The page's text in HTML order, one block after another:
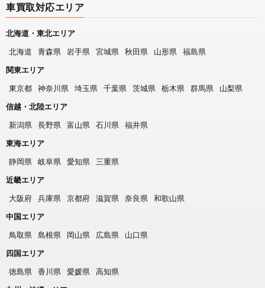
車買取対応エリア
北海道・東北エリア
北海道
青森県 岩手県 宮城県 秋田県 山形県
福島県
関東エリア
東京都
神奈川県 埼玉県 千葉県 茨城県 栃木県 群馬県
山梨県
信越・北陸エリア
新潟県
長野県 富山県 石川県
福井県
東海エリア
静岡県
岐阜県 愛知県
三重県
近畿エリア
大阪府
兵庫県 京都府 滋賀県 奈良県
和歌山県
中国エリア
鳥取県
島根県 岡山県 広島県
山口県
四国エリア
徳島県
香川県 愛媛県
高知県